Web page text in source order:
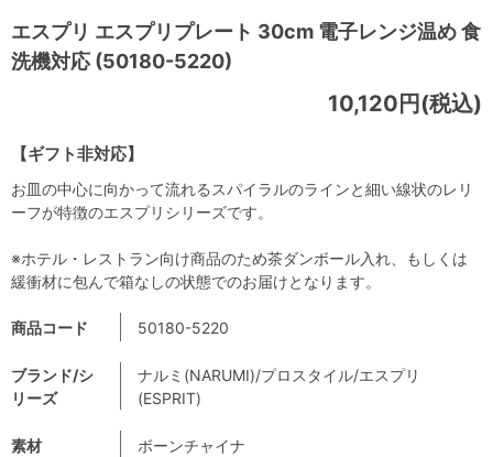
エスプリ エスプリプレート 30cm 電子レンジ温め 食
洗機対応 (50180-5220)
【ギフト非対応】
10,120円(税込)
商品コード 50180-5220
ブランド/シ
リーズ
ナルミ(NARUMI)/プロスタイル/エスプリ
(ESPRIT)
素材 ボーンチャイナ
お皿の中心に向かって流れるスパイラルのラインと細い線状のレリ
ーフが特徴のエスプリシリーズです。
※ホテル・レストラン向け商品のため茶ダンボール入れ、もしくは
緩衝材に包んで箱なしの状態でのお届けとなります。